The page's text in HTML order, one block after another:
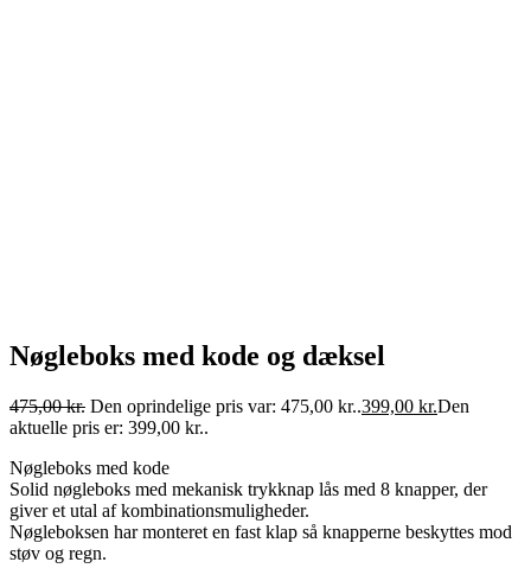
Nøgleboks med kode og dæksel
475,00kr. Den oprindelige pris var: 475,00 kr..399,00 kr.Den
aktuelle pris er: 399,00 kr..
Nøgleboks med kode
Solid nøgleboks med mekanisk trykknap lås med 8 knapper, der
giver et utal af kombinationsmuligheder.
Nøgleboksen har monteret en fast klap så knapperne beskyttes mod
støv og regn.